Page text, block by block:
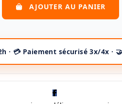
AJOUTER AU PANIER